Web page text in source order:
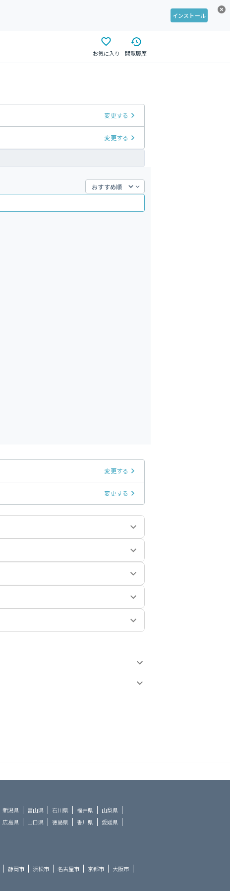
インストール
お気に入り 閲覧履歴
変更する
変更する
変更する
変更する
新潟県 富山県 石川県 福井県
山梨県
広島県 山口県 徳島県 香川県
愛媛県
静岡市 浜松市 名古屋市 京都市
大阪市